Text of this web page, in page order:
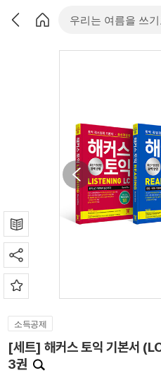
소득공제
[세트] 해커스 토익 기본서
3권